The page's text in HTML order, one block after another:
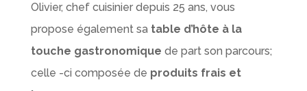
Olivier, chef cuisinier depuis 25 ans, vous
propose également sa table d’hôte à la
touche gastronomique de part son parcours;
celle -ci composée de produits frais et